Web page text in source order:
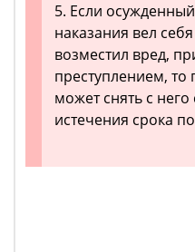
5. Если
наказания вел
возместил вред,
преступлением, то
может снять с него
истечения срока